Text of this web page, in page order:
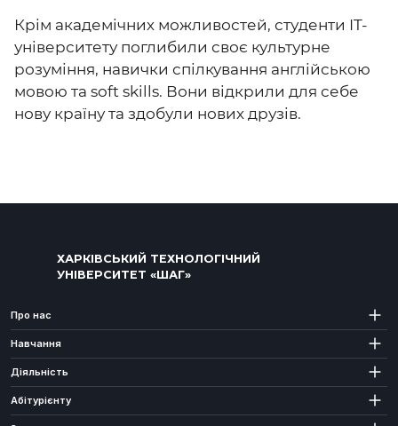
Крім академічних можливостей, студенти IT-
університету поглибили своє культурне
розуміння, навички спілкування англійською
мовою та soft skills. Вони відкрили для себе
нову країну та здобули нових друзів.
ХАРКІВСЬКИЙ ТЕХНОЛОГІЧНИЙ
УНІВЕРСИТЕТ «ШАГ»
Про нас
Навчання
Діяльність
Абітурієнту